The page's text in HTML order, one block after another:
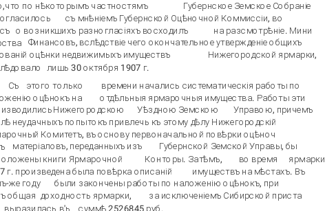
что по нѣкоторымъ частностямъ Губернское Земское Собраніе
съ мнѣніемъ Губернской Оцѣночной Коммиссіи, во­
о возникшихъ разногласіяхъ восходилъ
на разсмотрѣніе. Мини­
Финансовъ, вслѣдствіе чего окончательное утвержденіе общихъ
оцѣнки недвижимыхъ имуществъ
Нижегородской ярмарки,
лишь 30 октября 1907 г.
Съ
этого только времени начались систематическія работы по
оцѣнокъ на
отдѣльныя ярмарочныя имущества. Работы эти
Нижегородскою Уѣздною Земскою Управою, причемъ
неудачныхъ попытокъ привлечь къ этому дѣлу Нижегородскій
Комитетъ, въ основу первоначальной повѣрки оцѣноч­
матеріаловъ, переданныхъ изъ Губернской Земской Управы, бы­
книги Ярмарочной Конторы. Затѣмъ, во время ярмарки
г. произведена была повѣрка описаній
имуществъ на мѣстахъ. Въ
же году были закончены работы по наложенію оцѣнокъ, при
общая доходность ярмарки,
за исключеніемъ Сибирской приста­
выразилась в'ь
суммѣ 2526845 руб.